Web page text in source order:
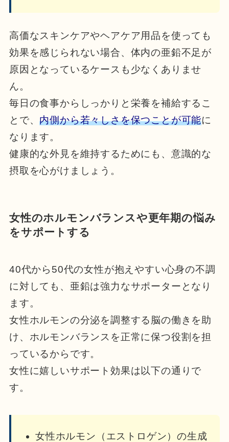
高価なスキンケアやヘアケア用品を使っても
効果を感じられない場合、体内の亜鉛不足が
原因となっているケースも少なくありませ
ん。
毎日の食事からしっかりと栄養を補給するこ
とで、内側から若々しさを保つことが可能に
なります。
健康的な外見を維持するためにも、意識的な
摂取を心がけましょう。
女性のホルモンバランスや更年期の悩み
をサポートする
40代から50代の女性が抱えやすい心身の不調
に対しても、亜鉛は強力なサポーターとなり
ます。
女性ホルモンの分泌を調整する脳の働きを助
け、ホルモンバランスを正常に保つ役割を担
っているからです。
女性に嬉しいサポート効果は以下の通りで
す。
女性ホルモン（エストロゲン）の生成